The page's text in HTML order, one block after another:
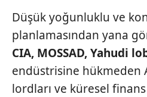
Düşük yoğunluklu ve
planlamasından yana
CIA, MOSSAD,Yahudi
endüstrisine hükmeden
lordları ve küresel